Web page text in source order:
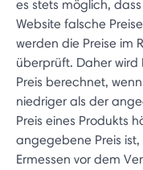
es stets möglich,
Website falsche
werden die Preise im
überprüft. Daher wird
Preis berechnet,
niedriger als der
Preis eines Produkts
angegebene Preis
Ermessen vor dem